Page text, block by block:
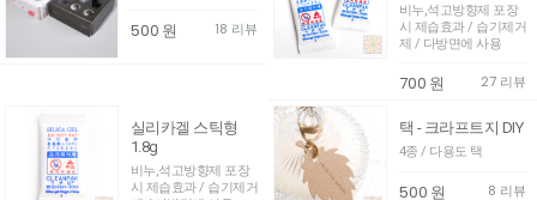
500 원 18 리뷰
비누,석고방향제 포장
시 제습효과 / 습기제거
제 / 다방면에 사용
700 원 27 리뷰
실리카겔 스틱형
1.8g
비누,석고방향제 포장
시 제습효과 / 습기제거
택 - 크라프트지 DIY
4종 / 다용도 택
500 원 8 리뷰